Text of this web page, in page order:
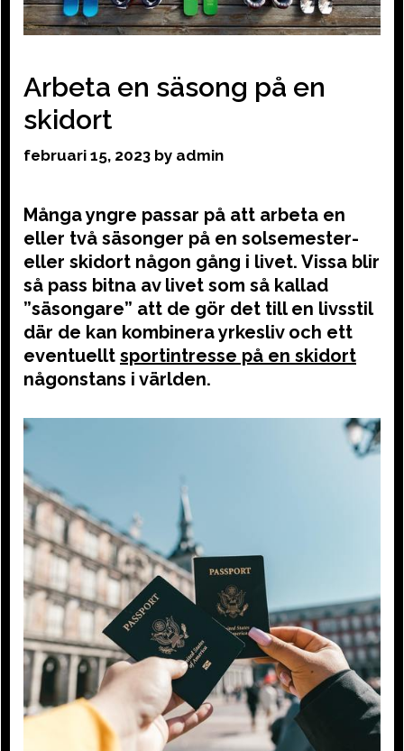
Arbeta en säsong på en
skidort
februari 15, 2023 by admin
Många yngre passar på att arbeta en
eller två säsonger på en solsemester-
eller skidort någon gång i livet. Vissa blir
så pass bitna av livet som så kallad
”säsongare” att de gör det till en livsstil
där de kan kombinera yrkesliv och ett
eventuellt sportintresse på en skidort
någonstans i världen.